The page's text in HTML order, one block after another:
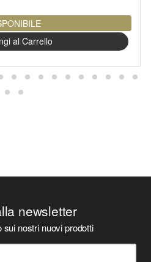
al Carrello
newsletter
sui nostri nuovi prodotti